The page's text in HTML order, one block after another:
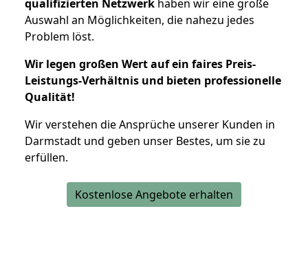
qualifizierten Netzwerk haben wir eine große
Auswahl an Möglichkeiten, die nahezu jedes
Problem löst.
Wir legen großen Wert auf ein faires Preis-
Leistungs-Verhältnis und bieten professionelle
Qualität!
Wir verstehen die Ansprüche unserer Kunden in
Darmstadt und geben unser Bestes, um sie zu
erfüllen.
Kostenlose Angebote erhalten